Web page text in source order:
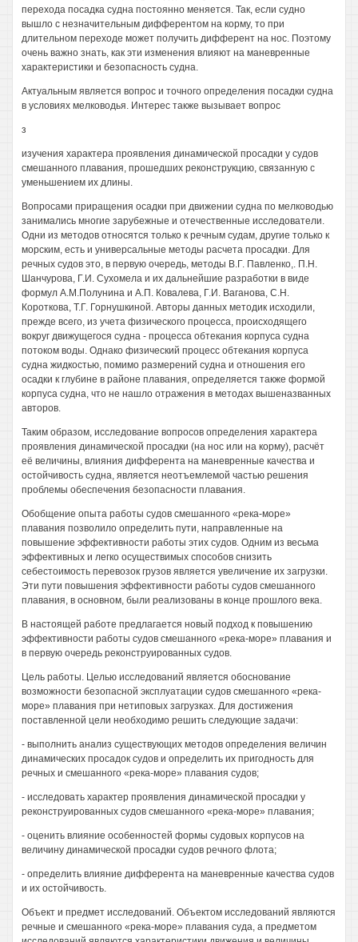
перехода посадка судна постоянно меняется. Так, если судно
вышло с незначительным дифферентом на корму, то при
длительном переходе может получить дифферент на нос. Поэтому
очень важно знать, как эти изменения влияют на маневренные
характеристики и безопасность судна.
Актуальным является вопрос и точного определения посадки судна
в условиях мелководья. Интерес также вызывает вопрос
з
изучения характера проявления динамической просадки у судов
смешанного плавания, прошедших реконструкцию, связанную с
уменьшением их длины.
Вопросами приращения осадки при движении судна по мелководью
занимались многие зарубежные и отечественные исследователи.
Одни из методов относятся только к речным судам, другие только к
морским, есть и универсальные методы расчета просадки. Для
речных судов это, в первую очередь, методы В.Г. Павленко,. П.Н.
Шанчурова, Г.И. Сухомела и их дальнейшие разработки в виде
формул А.М.Полунина и А.П. Ковалева, Г.И. Ваганова, С.Н.
Короткова, Т.Г. Горнушкиной. Авторы данных методик исходили,
прежде всего, из учета физического процесса, происходящего
вокруг движущегося судна - процесса обтекания корпуса судна
потоком воды. Однако физический процесс обтекания корпуса
судна жидкостью, помимо размерений судна и отношения его
осадки к глубине в районе плавания, определяется также формой
корпуса судна, что не нашло отражения в методах вышеназванных
авторов.
Таким образом, исследование вопросов определения характера
проявления динамической просадки (на нос или на корму), расчёт
её величины, влияния дифферента на маневренные качества и
остойчивость судна, является неотъемлемой частью решения
проблемы обеспечения безопасности плавания.
Обобщение опыта работы судов смешанного «река-море»
плавания позволило определить пути, направленные на
повышение эффективности работы этих судов. Одним из весьма
эффективных и легко осуществимых способов снизить
себестоимость перевозок грузов является увеличение их загрузки.
Эти пути повышения эффективности работы судов смешанного
плавания, в основном, были реализованы в конце прошлого века.
В настоящей работе предлагается новый подход к повышению
эффективности работы судов смешанного «река-море» плавания и
в первую очередь реконструированных судов.
Цель работы. Целью исследований является обоснование
возможности безопасной эксплуатации судов смешанного «река-
море» плавания при нетиповых загрузках. Для достижения
поставленной цели необходимо решить следующие задачи:
- выполнить анализ существующих методов определения величин
динамических просадок судов и определить их пригодность для
речных и смешанного «река-море» плавания судов;
- исследовать характер проявления динамической просадки у
реконструированных судов смешанного «река-море» плавания;
- оценить влияние особенностей формы судовых корпусов на
величину динамической просадки судов речного флота;
- определить влияние дифферента на маневренные качества судов
и их остойчивость.
Объект и предмет исследований. Объектом исследований являются
речные и смешанного «река-море» плавания суда, а предметом